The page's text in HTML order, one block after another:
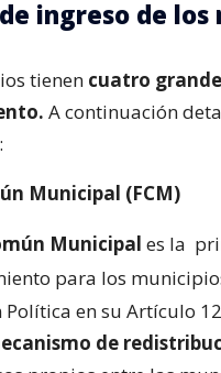
ingreso de
tienen cuatro
A continuación
Municipal (FCM)
Municipal es la
para los
Política en su Artículo
de